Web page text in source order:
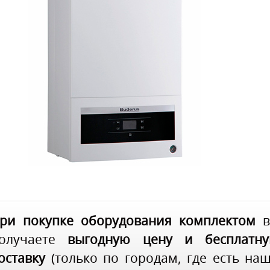
покупке оборудования комплектом
выгодную цену и
(только по городам, где есть